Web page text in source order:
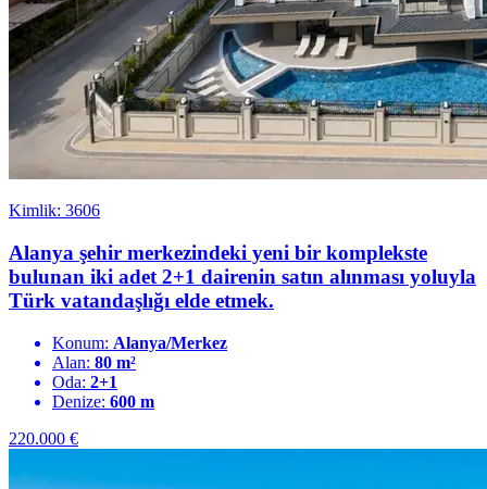
Kimlik: 3606
Alanya şehir merkezindeki yeni bir komplekste
bulunan iki adet 2+1 dairenin satın alınması yoluyla
Türk vatandaşlığı elde etmek.
Konum: Alanya/Merkez
Alan: 80 m²
Oda: 2+1
Denize: 600 m
220.000 €